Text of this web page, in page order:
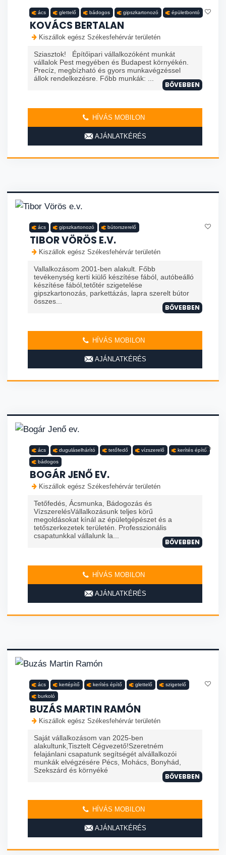
ács glettelő bádogos gipszkartonozó épületbontó
KOVÁCS BERTALAN
Kiszállok egész Székesfehérvár területén
Sziasztok! Építőipari vállalkozóként munkát
vállalok Pest megyében és Budapest környékén.
Precíz, megbízható és gyors munkavégzéssel
állok rendelkezésre. Főbb munkák: ...
BŐVEBBEN
HÍVÁS MOBILON
AJÁNLATKÉRÉS
ács gipszkartonozó bútorszerelő
TIBOR VÖRÖS E.V.
Kiszállok egész Székesfehérvár területén
Vallalkozásom 2001-ben alakult. Főbb
tevékenység kerti kiülő készítése fából, autóbeálló
készítése fából,tetőtér szigetelése
gipszkartonozás, parkettázás, lapra szerelt bútor
összes...
BŐVEBBEN
HÍVÁS MOBILON
AJÁNLATKÉRÉS
ács duguláselhárító tetőfedő vízszerelő kerítés építő
bádogos
BOGÁR JENŐ EV.
Kiszállok egész Székesfehérvár területén
Tetőfedés, Ácsmunka, Bádogozás és
VízszerelésVállalkozásunk teljes körű
megoldásokat kínál az épületgépészet és a
tetőszerkezetek területén. Professzionális
csapatunkkal vállalunk la...
BŐVEBBEN
HÍVÁS MOBILON
AJÁNLATKÉRÉS
ács kertépítő kerítés építő glettelő szigetelő
burkoló
BUZÁS MARTIN RAMÓN
Kiszállok egész Székesfehérvár területén
Saját vállalkozásom van 2025-ben
alakultunk,Tisztelt Cégvezető!Szeretném
felajánlani csapatunk segítségét alvállalkozói
munkák elvégzésére Pécs, Mohács, Bonyhád,
Szekszárd és környéké
BŐVEBBEN
HÍVÁS MOBILON
AJÁNLATKÉRÉS